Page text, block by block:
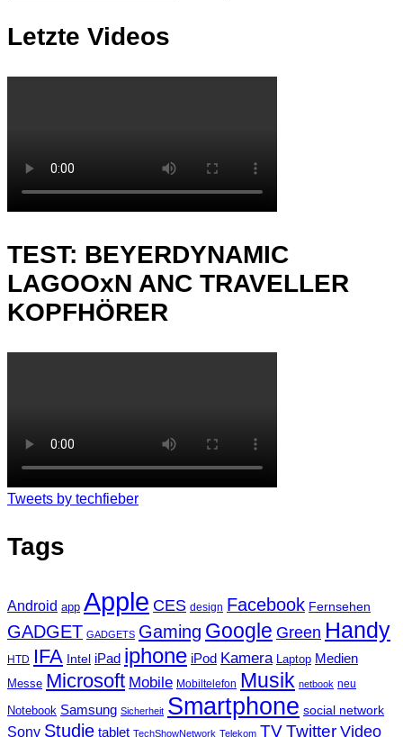
Letzte Videos
TEST: BEYERDYNAMIC
LAGOOxN ANC TRAVELLER
KOPFHÖRER
Tweets by techfieber
Tags
Android app Apple CES design Facebook Fernsehen
GADGET GADGETS Gaming Google Green Handy
HTD IFA Intel iPad iphone iPod Kamera Laptop Medien
Messe Microsoft Mobile Mobiltelefon Musik netbook neu
Notebook Samsung Sicherheit Smartphone social network
Sony Studie tablet TechShowNetwork Telekom TVTwitter Video